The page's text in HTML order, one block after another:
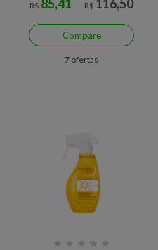
R$ 85,41
R$ 116,50
Compare
7 ofertas
★ ★ ★ ★ ★